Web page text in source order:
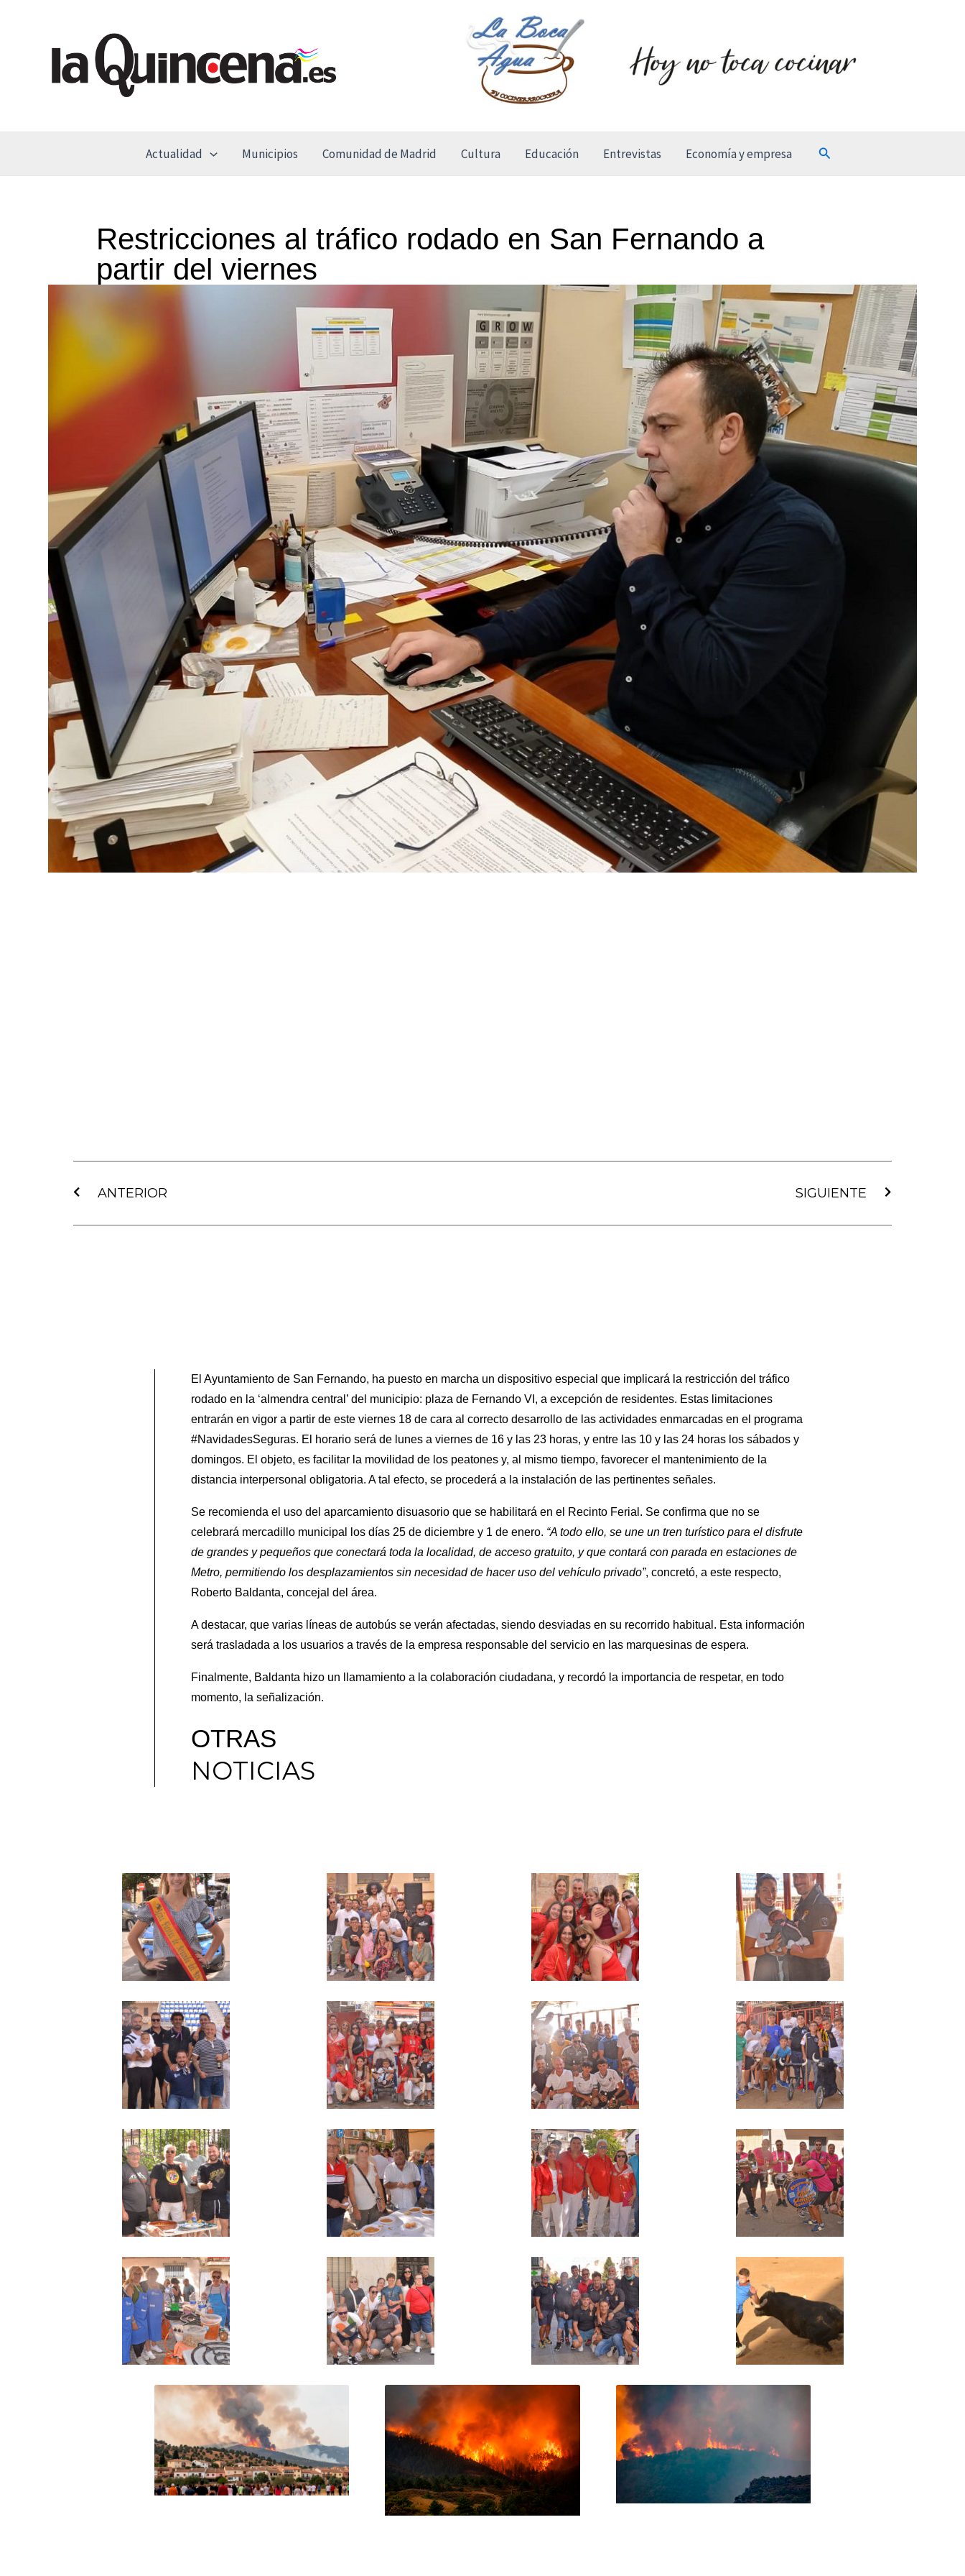
contenido
Actualidad Municipios Comunidad de Madrid Cultura Educación Entrevistas Economía y empresa Buscar
Restricciones al tráfico rodado en San Fernando a
partir del viernes
ANTERIOR SIGUIENTE
El Ayuntamiento de San Fernando, ha puesto en marcha un dispositivo especial que implicará la restricción del tráfico
rodado en la ‘almendra central’ del municipio: plaza de Fernando VI, a excepción de residentes. Estas limitaciones
entrarán en vigor a partir de este viernes 18 de cara al correcto desarrollo de las actividades enmarcadas en el programa
#NavidadesSeguras. El horario será de lunes a viernes de 16 y las 23 horas, y entre las 10 y las 24 horas los sábados y
domingos. El objeto, es facilitar la movilidad de los peatones y, al mismo tiempo, favorecer el mantenimiento de la
distancia interpersonal obligatoria. A tal efecto, se procederá a la instalación de las pertinentes señales.
Se recomienda el uso del aparcamiento disuasorio que se habilitará en el Recinto Ferial. Se confirma que no se
celebrará mercadillo municipal los días 25 de diciembre y 1 de enero. “A todo ello, se une un tren turístico para el disfrute
de grandes y pequeños que conectará toda la localidad, de acceso gratuito, y que contará con parada en estaciones de
Metro, permitiendo los desplazamientos sin necesidad de hacer uso del vehículo privado”, concretó, a este respecto,
Roberto Baldanta, concejal del área.
A destacar, que varias líneas de autobús se verán afectadas, siendo desviadas en su recorrido habitual. Esta información
será trasladada a los usuarios a través de la empresa responsable del servicio en las marquesinas de espera.
Finalmente, Baldanta hizo un llamamiento a la colaboración ciudadana, y recordó la importancia de respetar, en todo
momento, la señalización.
OTRAS
NOTICIAS